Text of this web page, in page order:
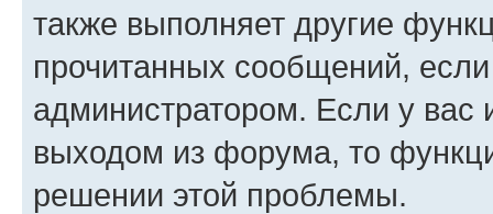
также выполняет другие
прочитанных сообщений,
администратором. Если у
выходом из форума, то
решении этой проблемы.